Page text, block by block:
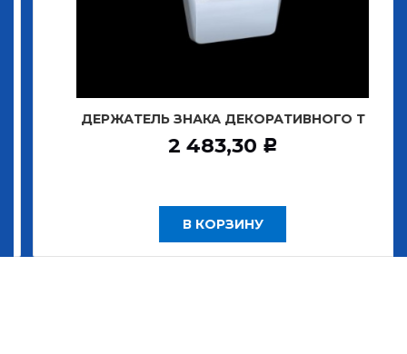
ДЕРЖАТЕЛЬ ЗНАКА ДЕКОРАТИВНОГО Т
2 483,30 Р
В КОРЗИНУ